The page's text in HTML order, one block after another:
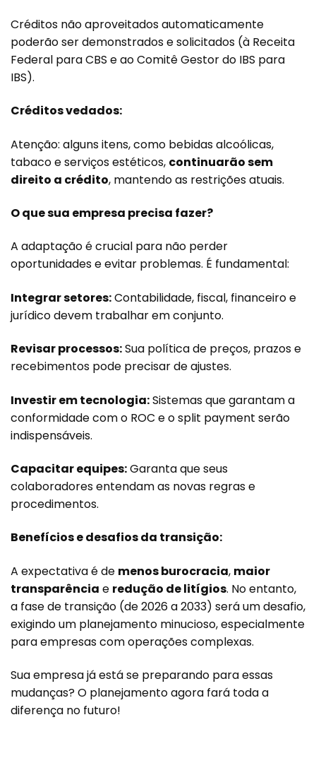
Créditos não aproveitados automaticamente
poderão ser demonstrados e solicitados (à Receita
Federal para CBS e ao Comitê Gestor do IBS para
IBS).
Créditos vedados:
Atenção: alguns itens, como bebidas alcoólicas,
tabaco e serviços estéticos, continuarão sem
direito a crédito, mantendo as restrições atuais.
O que sua empresa precisa fazer?
A adaptação é crucial para não perder
oportunidades e evitar problemas. É fundamental:
Integrar setores:Contabilidade, fiscal, financeiro e
jurídico devem trabalhar em conjunto.
Revisar processos:Sua política de preços, prazos e
recebimentos pode precisar de ajustes.
Investir em tecnologia:Sistemas que garantam a
conformidade com o ROC e o split payment serão
indispensáveis.
Capacitar equipes:Garanta que seus
colaboradores entendam as novas regras e
procedimentos.
Benefícios e desafios da transição:
A expectativa é de menos burocracia, maior
transparência e redução de litígios. No entanto,
a fase de transição (de 2026 a 2033) será um desafio,
exigindo um planejamento minucioso, especialmente
para empresas com operações complexas.
Sua empresa já está se preparando para essas
mudanças? O planejamento agora fará toda a
diferença no futuro!